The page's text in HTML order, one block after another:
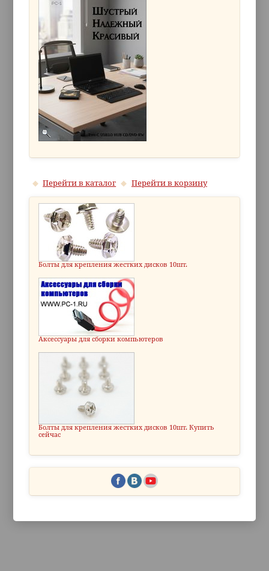
Перейти в каталог Перейти в корзину
Болты для крепления жестких дисков 10шт.
Аксессуары для сборки компьютеров
Болты для крепления жестких дисков 10шт. Купить
сейчас